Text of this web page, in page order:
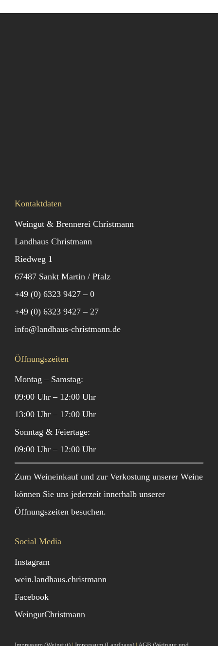
Kontaktdaten
Weingut & Brennerei Christmann
Landhaus Christmann
Riedweg 1
67487 Sankt Martin / Pfalz
+49 (0) 6323 9427 – 0
+49 (0) 6323 9427 – 27
info@landhaus-christmann.de
Öffnungszeiten
Montag – Samstag:
09:00 Uhr – 12:00 Uhr
13:00 Uhr – 17:00 Uhr
Sonntag & Feiertage:
09:00 Uhr – 12:00 Uhr
Zum Weineinkauf und zur Verkostung unserer Weine
können Sie uns jederzeit innerhalb unserer
Öffnungszeiten besuchen.
Social Media
Instagram
wein.landhaus.christmann
Facebook
WeingutChristmann